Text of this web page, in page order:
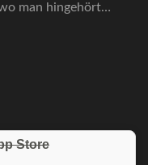
man hingehört…
Store